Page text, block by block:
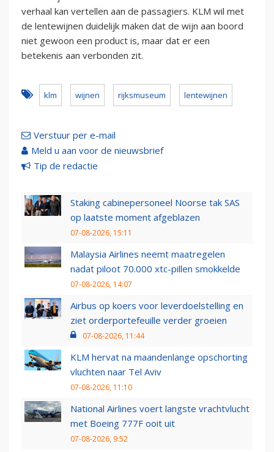
verhaal kan vertellen aan de passagiers. KLM wil met
de lentewijnen duidelijk maken dat de wijn aan boord
niet gewoon een product is, maar dat er een
betekenis aan verbonden zit.
klm wijnen rijksmuseum lentewijnen
Verstuur per e-mail
Meld u aan voor de nieuwsbrief
Tip de redactie
Staking cabinepersoneel Noorse tak SAS
op laatste moment afgeblazen
07-08-2026, 15:11
Malaysia Airlines neemt maatregelen
nadat piloot 70.000 xtc-pillen smokkelde
07-08-2026, 14:07
Airbus op koers voor leverdoelstelling en
ziet orderportefeuille verder groeien
07-08-2026, 11:44
KLM hervat na maandenlange opschorting
vluchten naar Tel Aviv
07-08-2026, 11:10
National Airlines voert langste vrachtvlucht
met Boeing 777F ooit uit
07-08-2026, 9:52